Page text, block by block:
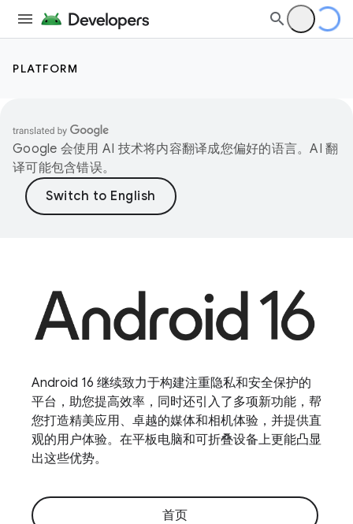
PLATFORM
Google 会使用 AI 技术将内容翻译成您偏好的语言。AI 翻
译可能包含错误。
Android 16 继续致力于构建注重隐私和安全保护的
平台，助您提高效率，同时还引入了多项新功能，帮
您打造精美应用、卓越的媒体和相机体验，并提供直
观的用户体验。在平板电脑和可折叠设备上更能凸显
出这些优势。
首页